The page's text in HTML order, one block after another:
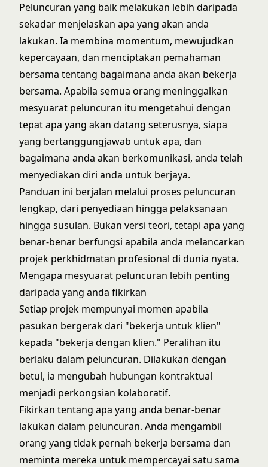
Peluncuran yang baik melakukan lebih daripada
sekadar menjelaskan apa yang akan anda
lakukan. Ia membina momentum, mewujudkan
kepercayaan, dan menciptakan pemahaman
bersama tentang bagaimana anda akan bekerja
bersama. Apabila semua orang meninggalkan
mesyuarat peluncuran itu mengetahui dengan
tepat apa yang akan datang seterusnya, siapa
yang bertanggungjawab untuk apa, dan
bagaimana anda akan berkomunikasi, anda telah
menyediakan diri anda untuk berjaya.
Panduan ini berjalan melalui proses peluncuran
lengkap, dari penyediaan hingga pelaksanaan
hingga susulan. Bukan versi teori, tetapi apa yang
benar-benar berfungsi apabila anda melancarkan
projek perkhidmatan profesional di dunia nyata.
Mengapa mesyuarat peluncuran lebih penting
daripada yang anda fikirkan
Setiap projek mempunyai momen apabila
pasukan bergerak dari "bekerja untuk klien"
kepada "bekerja dengan klien." Peralihan itu
berlaku dalam peluncuran. Dilakukan dengan
betul, ia mengubah hubungan kontraktual
menjadi perkongsian kolaboratif.
Fikirkan tentang apa yang anda benar-benar
lakukan dalam peluncuran. Anda mengambil
orang yang tidak pernah bekerja bersama dan
meminta mereka untuk mempercayai satu sama